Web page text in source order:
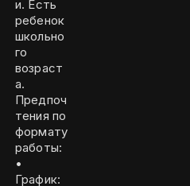
и. Есть
ребенок
школьно
го
возраст
а.
Предпоч
тения по
формату
работы:
•
График: